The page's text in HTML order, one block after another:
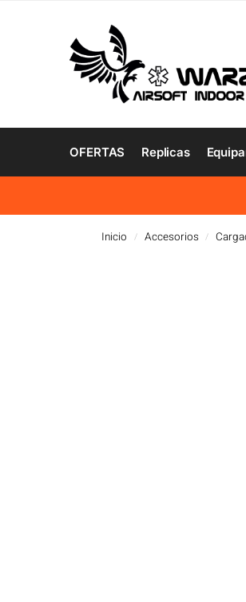
OFERTAS Replicas
Inicio / Accesorios /